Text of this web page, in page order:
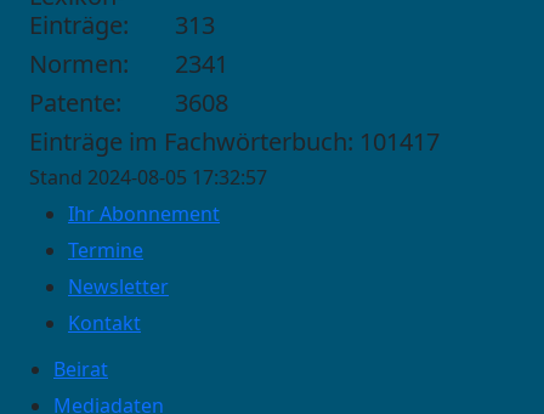
Einträge:
313
Normen:
2341
Patente:
3608
Einträge im Fachwörterbuch: 101417
Stand 2024-08-05 17:32:57
Ihr Abonnement
Termine
Newsletter
Kontakt
Beirat
Mediadaten